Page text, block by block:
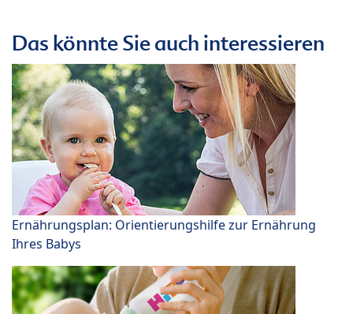
Das könnte Sie auch interessieren
Ernährungsplan: Orientierungshilfe zur Ernährung
Ihres Babys